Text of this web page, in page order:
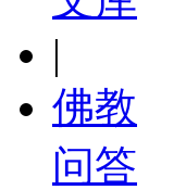
|
佛教
问答